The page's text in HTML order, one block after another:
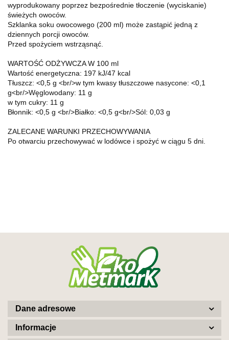
wyprodukowany poprzez bezpośrednie tłoczenie (wyciskanie)
świeżych owoców.
Szklanka soku owocowego (200 ml) może zastąpić jedną z
dziennych porcji owoców.
Przed spożyciem wstrząsnąć.
WARTOŚĆ ODŻYWCZA W 100 ml
Wartość energetyczna: 197 kJ/47 kcal
Tłuszcz: <0,5 g <br/>w tym kwasy tłuszczowe nasycone: <0,1
g<br/>Węglowodany: 11 g
w tym cukry: 11 g
Błonnik: <0,5 g <br/>Białko: <0,5 g<br/>Sól: 0,03 g
ZALECANE WARUNKI PRZECHOWYWANIA
Po otwarciu przechowywać w lodówce i spożyć w ciągu 5 dni.
Dane adresowe
Informacje